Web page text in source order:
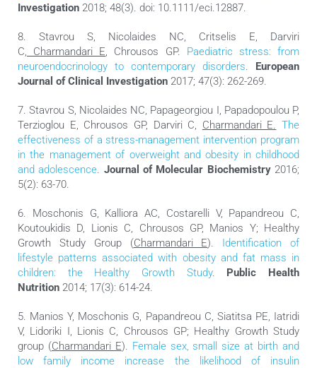
Investigation 2018; 48(3). doi: 10.1111/eci.12887.
8. Stavrou S, Nicolaides NC, Critselis E, Darviri
C, Charmandari E, Chrousos GP. Paediatric stress: from
neuroendocrinology to contemporary disorders. European
Journal of Clinical Investigation 2017; 47(3): 262-269.
7. Stavrou S, Nicolaides NC, Papageorgiou I, Papadopoulou P,
Terzioglou E, Chrousos GP, Darviri C, Charmandari E. The
effectiveness of a stress-management intervention program
in the management of overweight and obesity in childhood
and adolescence. Journal of Molecular Biochemistry2016;
5(2): 63-70.
6. Moschonis G, Kalliora AC, Costarelli V, Papandreou C,
Koutoukidis D, Lionis C, Chrousos GP, Manios Y; Healthy
Growth Study Group (Charmandari E). Identification of
lifestyle patterns associated with obesity and fat mass in
children: the Healthy Growth Study. Public Health
Nutrition 2014; 17(3): 614-24.
5. Manios Y, Moschonis G, Papandreou C, Siatitsa PE, Iatridi
V, Lidoriki I, Lionis C, Chrousos GP; Healthy Growth Study
group (Charmandari E). Female sex, small size at birth and
low family income increase the likelihood of insulin